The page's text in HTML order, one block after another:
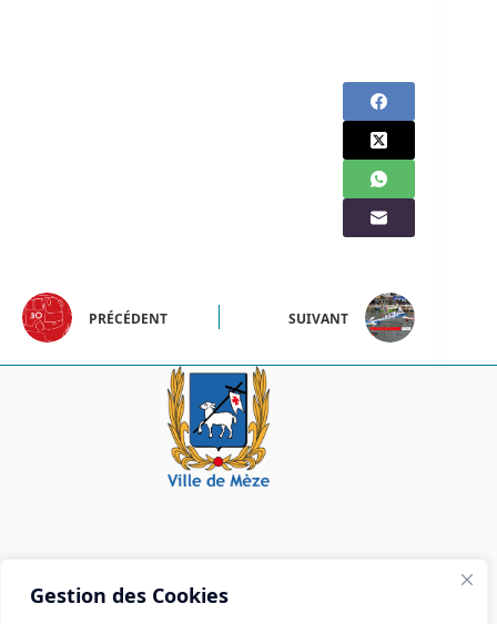
Gestion des Cookies
PRÉCÉDENT SUIVANT
Mairie de Mèze